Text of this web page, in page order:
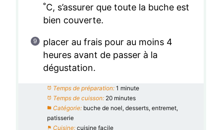
˚C, s’assurer que toute la buche est
bien couverte.
placer au frais pour au moins 4
heures avant de passer à la
dégustation.
Temps de préparation: 1 minute
Temps de cuisson: 20 minutes
Catégorie: buche de noel, desserts, entremet,
patisserie
Cuisine: cuisine facile